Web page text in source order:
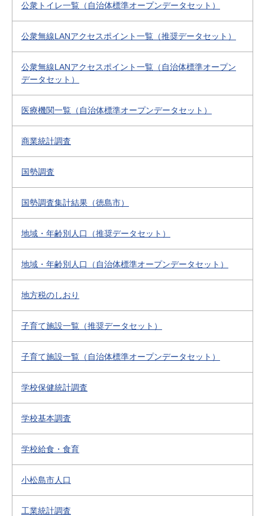
公衆トイレ一覧（自治体標準オープンデータセット）
公衆無線LANアクセスポイント一覧（推奨データセット）
公衆無線LANアクセスポイント一覧（自治体標準オープン
データセット）
医療機関一覧（自治体標準オープンデータセット）
商業統計調査
国勢調査
国勢調査集計結果（徳島市）
地域・年齢別人口（推奨データセット）
地域・年齢別人口（自治体標準オープンデータセット）
地方税のしおり
子育て施設一覧（推奨データセット）
子育て施設一覧（自治体標準オープンデータセット）
学校保健統計調査
学校基本調査
学校給食・食育
小松島市人口
工業統計調査